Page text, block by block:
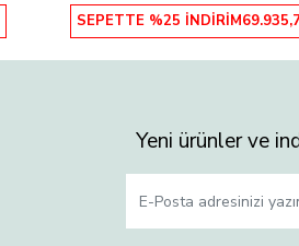
SEPETTE %25 İNDİRİM
Yeni ürünler ve